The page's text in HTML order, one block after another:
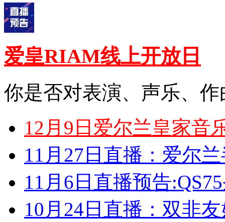
爱皇RIAM线上开放日
你是否对表演、声乐、
12月9日爱尔兰皇家音
11月27日直播：爱尔
11月6日直播预告
10月24日直播：双非